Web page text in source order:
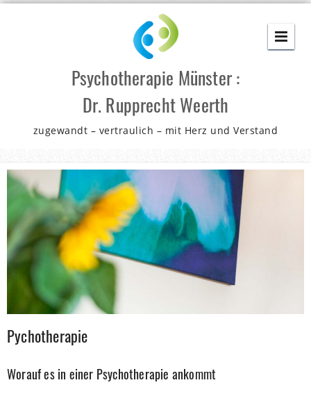
Psychotherapie Münster :
Dr. Rupprecht Weerth
zugewandt – vertraulich – mit Herz und Verstand
Pychotherapie
Worauf es in einer Psychotherapie ankommt